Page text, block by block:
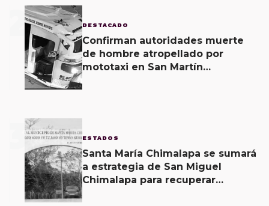
2 DESTACADO
Confirman autoridades muerte
de hombre atropellado por
mototaxi en San Martín
3 ESTADOS
Santa María Chimalapa se sumará
a estrategia de San Miguel
Chimalapa para recuperar